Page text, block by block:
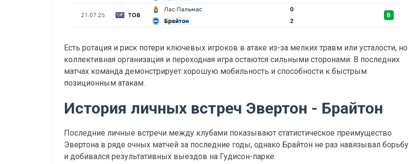
Есть ротация и риск потери ключевых игроков в атаке из-за мелких травм или усталости, но
коллективная организация и переходная игра остаются сильными сторонами. В последних
матчах команда демонстрирует хорошую мобильность и способности к быстрым
позиционным атакам.
История личных встреч Эвертон - Брайтон
Последние личные встречи между клубами показывают статистическое преимущество
Эвертона в ряде очных матчей за последние годы, однако Брайтон не раз навязывал борьбу
и добивался результативных выездов на Гудисон-парке.